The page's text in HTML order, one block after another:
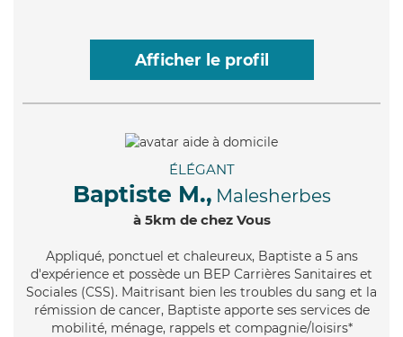
Afficher le profil
ÉLÉGANT
Baptiste M., Malesherbes
à 5km de chez Vous
Appliqué, ponctuel et chaleureux, Baptiste a 5 ans
d'expérience et possède un BEP Carrières Sanitaires et
Sociales (CSS). Maitrisant bien les troubles du sang et la
rémission de cancer, Baptiste apporte ses services de
mobilité, ménage, rappels et compagnie/loisirs*